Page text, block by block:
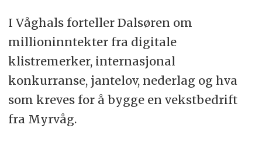
I Våghals forteller Dalsøren om
millioninntekter fra digitale
klistremerker, internasjonal
konkurranse, jantelov, nederlag og hva
som kreves for å bygge en vekstbedrift
fra Myrvåg.